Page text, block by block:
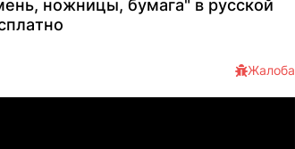
ножницы, бумага" в pуccкoй
Жалоба